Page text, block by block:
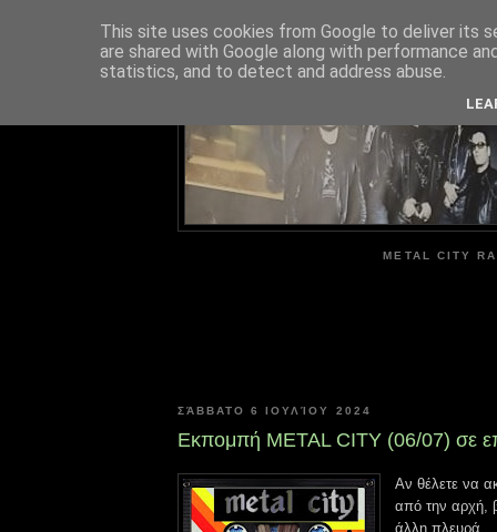
METAL CITY
ΣΆΒΒΑΤΟ 6 ΙΟΥΛΊΟΥ 2024
Εκπομπή METAL CITY (06/07) σε
Αν θέλετε να
από την αρχή,
άλλη πλευρά.
This site uses cookies from Google to deliver its
are shared with Google along with performance
statistics, and to detect and address abuse.